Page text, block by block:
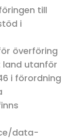
till
i
överföring
utanför
i förordning
data-